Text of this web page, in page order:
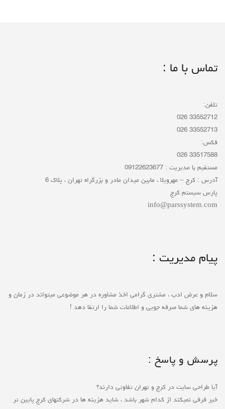
تماس با ما :
تلفن:
33552712 026
33552713 026
فکس:
33517588 026
مستقیم با مدیریت : 09122623677
آدرس : کرج – مهرویلا ، مابین میدان مادر و بزرگراه تهران ، پلاک 6
پارس سیستم کرج
info@parssystem.com
پیام مدیریت :
سلام و عرض ادب ، مشتری گرامی اخذ مشاوره در هر موضوعی میتواند در زمان و
هزینه های شما صرفه جویی و اطلاعات شما را ارتقا دهد !
پرسش و پاسخ :
آیا طراحی سایت در کرج و تهران تفاوتی دارند؟
خیر فرقی نمیکند از کدام شهر باشد ، شاید هزینه ها در شرکتهای کرج پایین تر